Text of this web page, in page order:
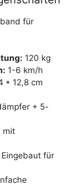
für
120 kg
1-6 km/h
* 12,8 cm
+ 5-
mit
Eingebaut für